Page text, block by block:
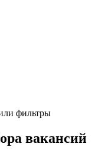
фильтры
вакансий